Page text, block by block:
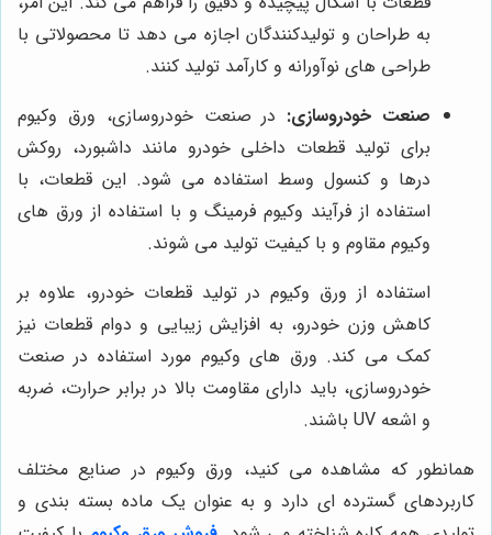
به طراحان و تولیدکنندگان اجازه می دهد تا محصولاتی با
طراحی های نوآورانه و کارآمد تولید کنند.
صنعت خودروسازی: در صنعت خودروسازی، ورق وکیوم
برای تولید قطعات داخلی خودرو مانند داشبورد، روکش
درها و کنسول وسط استفاده می شود. این قطعات، با
استفاده از فرآیند وکیوم فرمینگ و با استفاده از ورق های
وکیوم مقاوم و با کیفیت تولید می شوند.
استفاده از ورق وکیوم در تولید قطعات خودرو، علاوه بر
کاهش وزن خودرو، به افزایش زیبایی و دوام قطعات نیز
کمک می کند. ورق های وکیوم مورد استفاده در صنعت
خودروسازی، باید دارای مقاومت بالا در برابر حرارت، ضربه
و اشعه UV باشند.
همانطور که مشاهده می کنید، ورق وکیوم در صنایع مختلف
کاربردهای گسترده ای دارد و به عنوان یک ماده بسته بندی و